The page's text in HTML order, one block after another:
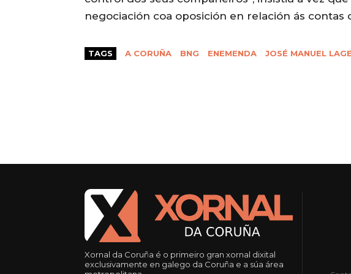
negociación coa oposición en relación ás contas
TAGS A CORUÑA BNG ENEMENDA JOSÉ MANUEL LAGE
Xornal da Coruña é o primeiro gran xornal dixital
exclusivamente en galego da Coruña e a súa área